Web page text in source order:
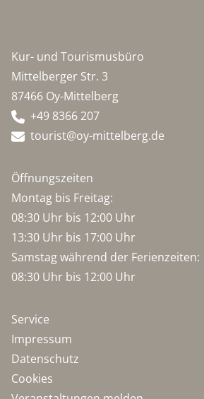
Kur- und Tourismusbüro
Mittelberger Str. 3
87466 Oy-Mittelberg
+49 8366 207
tourist@oy-mittelberg.de
Öffnungszeiten
Montag bis Freitag:
08:30 Uhr bis 12:00 Uhr
13:30 Uhr bis 17:00 Uhr
Samstag während der Ferienzeiten:
08:30 Uhr bis 12:00 Uhr
Service
Impressum
Datenschutz
Cookies